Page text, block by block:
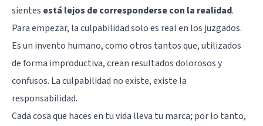
sientes está lejos de corresponderse con la realidad.
Para empezar, la culpabilidad solo es real en los juzgados.
Es un invento humano, como otros tantos que, utilizados
de forma improductiva, crean resultados dolorosos y
confusos. La culpabilidad no existe, existe la
responsabilidad.
Cada cosa que haces en tu vida lleva tu marca; por lo tanto,